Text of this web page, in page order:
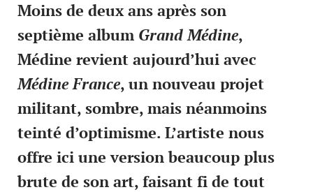
Moins de deux ans après son
septième album Grand Médine,
Médine revient aujourd’hui avec
Médine France, un nouveau projet
militant, sombre, mais néanmoins
teinté d’optimisme. L’artiste nous
offre ici une version beaucoup plus
brute de son art, faisant fi de tout